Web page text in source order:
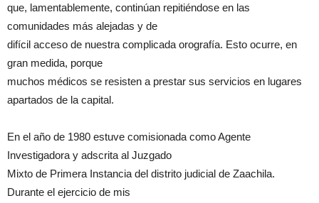
que, lamentablemente, continúan repitiéndose en las
comunidades más alejadas y de
difícil acceso de nuestra complicada orografía. Esto ocurre, en
gran medida, porque
muchos médicos se resisten a prestar sus servicios en lugares
apartados de la capital.
En el año de 1980 estuve comisionada como Agente
Investigadora y adscrita al Juzgado
Mixto de Primera Instancia del distrito judicial de Zaachila.
Durante el ejercicio de mis